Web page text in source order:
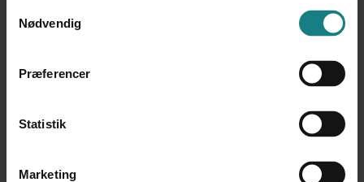
Nødvendig
Præferencer
Statistik
Marketing